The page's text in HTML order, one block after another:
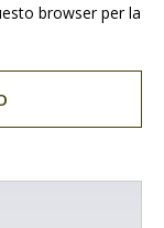
browser per la